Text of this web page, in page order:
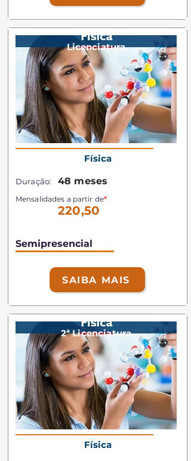
Licenciatura
Física
Duração: 48 meses
Mensalidades a partir de*
220,50
Semipresencial
SAIBA MAIS
2ª Licenciatura
Física